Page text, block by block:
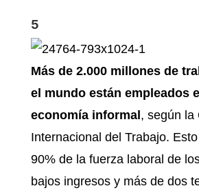
5
Más de 2.000 millones de
el mundo están empleados
economía informal, según la
Internacional del Trabajo.
90% de la fuerza laboral de
bajos ingresos y más de dos